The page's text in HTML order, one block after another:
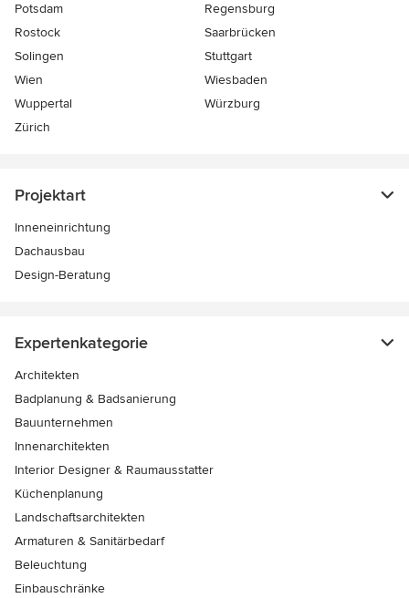
Potsdam
Regensburg
Rostock
Saarbrücken
Solingen
Stuttgart
Wien
Wiesbaden
Wuppertal
Würzburg
Zürich
Projektart
Inneneinrichtung
Dachausbau
Design-Beratung
Expertenkategorie
Architekten
Badplanung & Badsanierung
Bauunternehmen
Innenarchitekten
Interior Designer & Raumausstatter
Küchenplanung
Landschaftsarchitekten
Armaturen & Sanitärbedarf
Beleuchtung
Einbauschränke